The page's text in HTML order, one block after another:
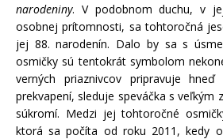
narodeniny. V podobnom duchu, v
osobnej prítomnosti, sa tohtoročná
jej 88. narodenín. Dalo by sa s
osmičky sú tentokrát symbolom
verných priaznivcov pripravuje hneď
prekvapení, sleduje speváčka s veľkým
súkromí. Medzi jej tohtoročné
ktorá sa počíta od roku 2011, kedy